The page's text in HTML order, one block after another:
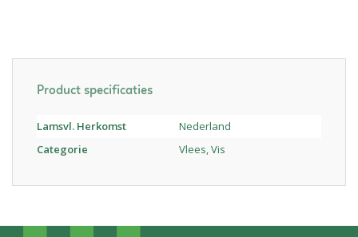
Product specificaties
Lamsvl. Herkomst
Nederland
Categorie
Vlees, Vis